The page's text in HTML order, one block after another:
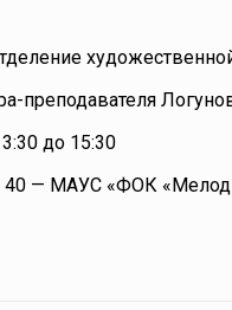
преподавателя
до 15:30
40 — МАУС «ФОК